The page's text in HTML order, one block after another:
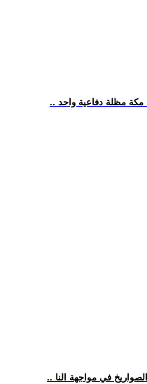
مكة مظلة دفاعية واحد
في مواجهة النا